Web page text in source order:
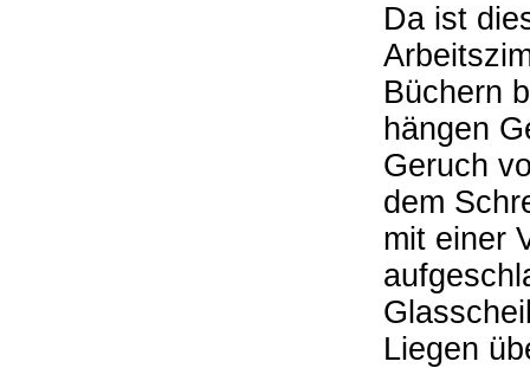
Da ist
Büchern
hängen
Geruch
dem
mit einer
Liegen